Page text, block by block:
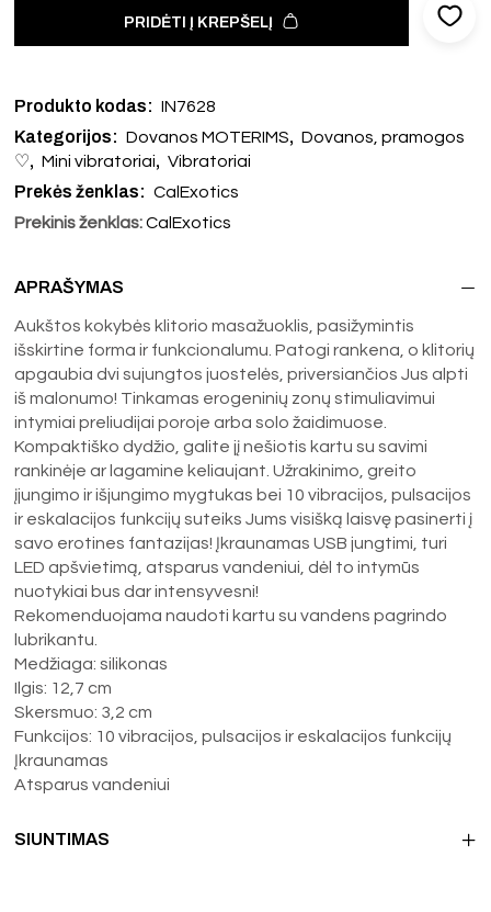
PRIDĖTI Į KREPŠELĮ
Produkto kodas: IN7628
Kategorijos: Dovanos MOTERIMS, Dovanos, pramogos
♡, Mini vibratoriai, Vibratoriai
Prekės ženklas: CalExotics
Prekinis ženklas: CalExotics
APRAŠYMAS
Aukštos kokybės klitorio masažuoklis, pasižymintis
išskirtine forma ir funkcionalumu. Patogi rankena, o klitorių
apgaubia dvi sujungtos juostelės, priversiančios Jus alpti
iš malonumo! Tinkamas erogeninių zonų stimuliavimui
intymiai preliudijai poroje arba solo žaidimuose.
Kompaktiško dydžio, galite jį nešiotis kartu su savimi
rankinėje ar lagamine keliaujant. Užrakinimo, greito
įjungimo ir išjungimo mygtukas bei 10 vibracijos, pulsacijos
ir eskalacijos funkcijų suteiks Jums visišką laisvę pasinerti į
savo erotines fantazijas! Įkraunamas USB jungtimi, turi
LED apšvietimą, atsparus vandeniui, dėl to intymūs
nuotykiai bus dar intensyvesni!
Rekomenduojama naudoti kartu su vandens pagrindo
lubrikantu.
Medžiaga: silikonas
Ilgis: 12,7 cm
Skersmuo: 3,2 cm
Funkcijos: 10 vibracijos, pulsacijos ir eskalacijos funkcijų
Įkraunamas
Atsparus vandeniui
SIUNTIMAS